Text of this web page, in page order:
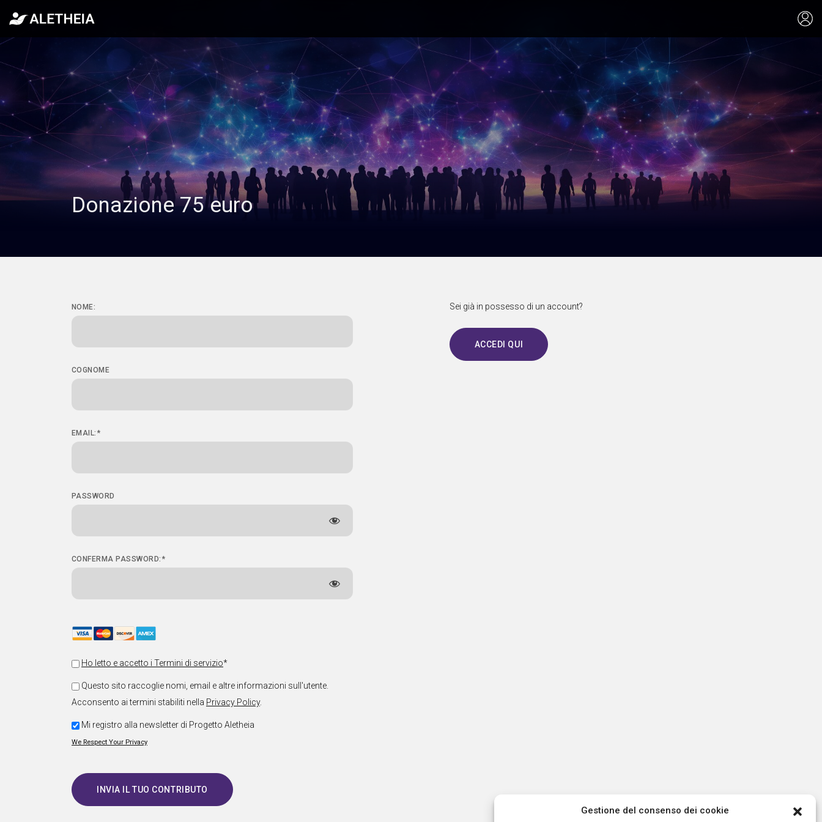
Gestione del consenso dei cookie
Donazione 75 euro
Sei già in possesso di un account?
ACCEDI QUI
NOME:
COGNOME
EMAIL:*
PASSWORD
CONFERMA PASSWORD:*
Ho letto e accetto i Termini di servizio*
Questo sito raccoglie nomi, email e altre informazioni sull'utente.
Acconsento ai termini stabiliti nella Privacy Policy.
Mi registro alla newsletter di Progetto Aletheia
We Respect Your Privacy
No val